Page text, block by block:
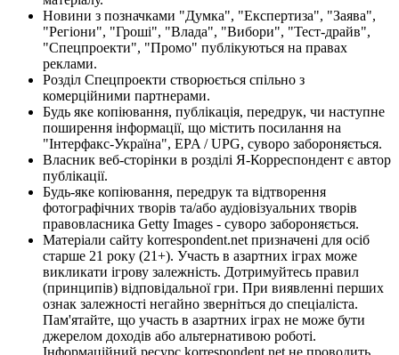
Новини з позначками "Думка", "Експертиза", "Заява",
"Регіони", "Гроші", "Влада", "Вибори", "Тест-драйв",
"Спецпроекти", "Промо" публікуються на правах
реклами.
Розділ Спецпроекти створюється спільно з
комерційними партнерами.
Будь яке копіювання, публікація, передрук, чи наступне
поширення інформації, що містить посилання на
"Інтерфакс-Україна", EPA / UPG, суворо забороняється.
Власник веб-сторінки в розділі Я-Корреспондент є автор
публікації.
Будь-яке копіювання, передрук та відтворення
фотографічних творів та/або аудіовізуальних творів
правовласника Getty Images - суворо забороняється.
Матеріали сайту korrespondent.net призначені для осіб
старше 21 року (21+). Участь в азартних іграх може
викликати ігрову залежність. Дотримуйтесь правил
(принципів) відповідальної гри. При виявленні перших
ознак залежності негайно зверніться до спеціаліста.
Пам'ятайте, що участь в азартних іграх не може бути
джерелом доходів або альтернативою роботі.
Інформаційний ресурс korrespondent.net не проводить